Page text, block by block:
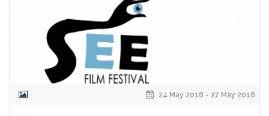
24 May 2018 - 27 May 2018